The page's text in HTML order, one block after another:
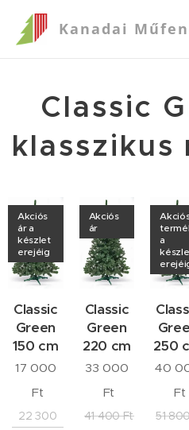
Kanadai
Classic
klasszikus
Classic
Green
150 cm
Akciós
ár a
készlet
erejéig
17 000
Ft
22 300
Classic
Green
220 cm
Akciós
ár
33 000
Ft
41 400Ft
250
a
40
Ft
51